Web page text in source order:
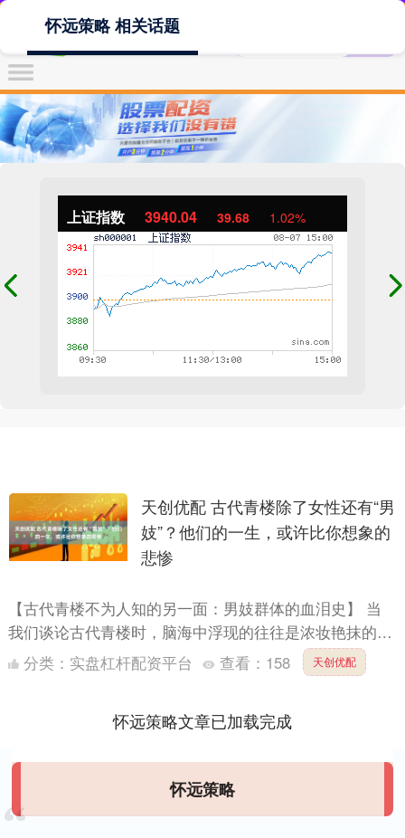
上证指数 3940.04 39.68 1.02%
怀远策略 相关话题
天创优配 古代青楼除了女性还有“男
妓”？他们的一生，或许比你想象的
悲惨
【古代青楼不为人知的另一面：男妓群体的血泪史】 当
我们谈论古代青楼时，脑海中浮现的往往是浓妆艳抹的女
子倚门卖笑的场景。然而鲜为人知的是，在那些雕梁画栋
分类： 实盘杠杆配资平台 查看： 158 天创优配
怀远策略文章已加载完成
怀远策略